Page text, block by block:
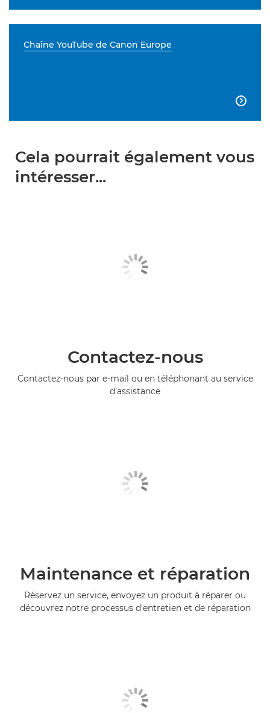
Chaîne YouTube de Canon Europe

Cela pourrait également vous
intéresser...
Contactez-nous
Contactez-nous par e-mail ou en téléphonant au service
d'assistance
Maintenance et réparation
Réservez un service, envoyez un produit à réparer ou
découvrez notre processus d'entretien et de réparation